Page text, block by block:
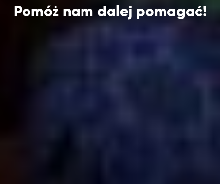
Pomóż nam dalej pomagać!